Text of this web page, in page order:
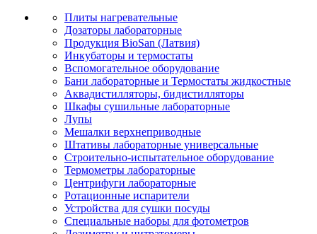
Плиты нагревательные
Дозаторы лабораторные
Продукция BioSan (Латвия)
Инкубаторы и термостаты
Вспомогательное оборудование
Бани лабораторные и Термостаты жидкостные
Аквадистилляторы, бидистилляторы
Шкафы сушильные лабораторные
Лупы
Мешалки верхнеприводные
Штативы лабораторные универсальные
Строительно-испытательное оборудование
Термометры лабораторные
Центрифуги лабораторные
Ротационные испарители
Устройства для сушки посуды
Специальные наборы для фотометров